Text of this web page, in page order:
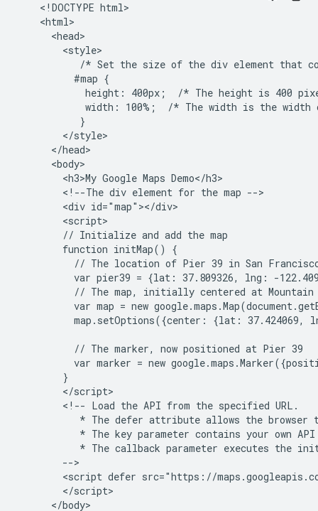
    <!DOCTYPE html>
    <html>
      <head>
        <style>
/* Set the size of the div element that
          #map {
height: 400px;  /* The height is 400
width: 100%;  /* The width is the width
           }
        </style>
      </head>
      <body>
        <h3>My Google Maps Demo</h3>
        <!--The div element for the map -->
        <div id="map"></div>
        <script>
        // Initialize and add the map
        function initMap() {
// The location of Pier 39 in San
var pier39 = {lat: 37.809326, lng: -
// The map, initially centered at Mountain
var map = new
map.setOptions({center: {lat: 37.424069,
          // The marker, now positioned at Pier 39
var marker = new
        }
        </script>
        <!-- Load the API from the specified URL.
* The defer attribute allows the browser
* The key parameter contains your own API
* The callback parameter executes the
        -->
<script defer src="https://
        </script>
      </body>